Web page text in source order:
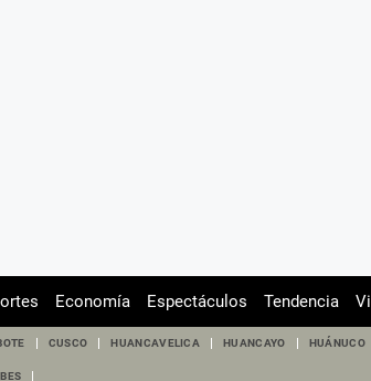
Economía Espectáculos Tendencia
CUSCO HUANCAVELICA HUANCAYO HUÁNUCO